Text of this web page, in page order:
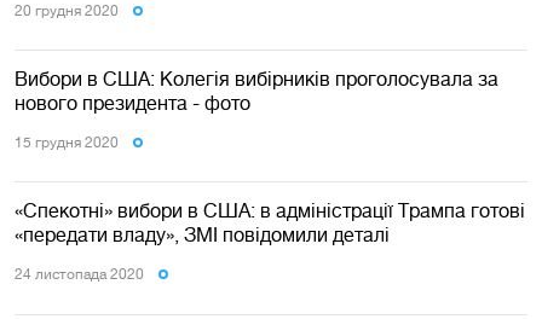
20 грудня 2020
Вибори в США: Колегія вибірників проголосувала за
нового президента - фото
15 грудня 2020
«Спекотні» вибори в США: в адміністрації Трампа готові
«передати владу», ЗМІ повідомили деталі
24 листопада 2020